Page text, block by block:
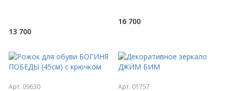
13 700
16 700
Арт. 09630 Арт. 01757